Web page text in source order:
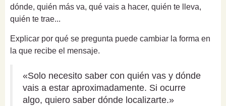
dónde, quién más va, qué vais a hacer, quién te lleva,
quién te trae...
Explicar por qué se pregunta puede cambiar la forma en
la que recibe el mensaje.
«Solo necesito saber con quién vas y dónde
vais a estar aproximadamente. Si ocurre
algo, quiero saber dónde localizarte.»